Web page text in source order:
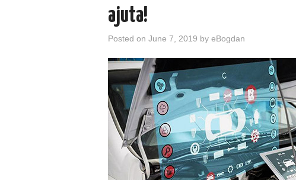
ajuta!
Posted on June 7, 2019 by eBogdan